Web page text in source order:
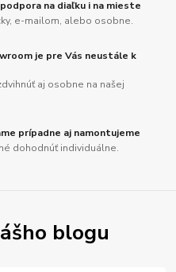
na diaľku i na mieste
e-mailom, alebo osobne.
je pre Vás neustále k
aj osobne na našej
prípadne aj namontujeme
dohodnúť individuálne.
blogu